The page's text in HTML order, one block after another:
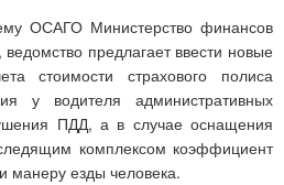
ОСАГО Министерство финансов
предлагает ввести новые
стоимости страхового полиса
у водителя административных
ПДД, а в случае оснащения
комплексом коэффициент
манеру езды человека.